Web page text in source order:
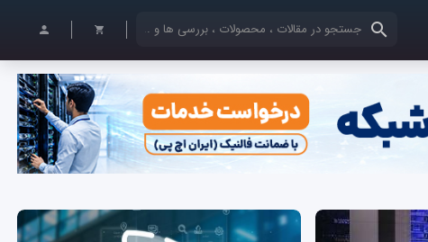
کلمات کلیدی خود را وارد کنید